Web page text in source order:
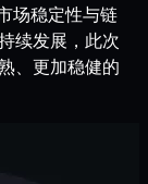
场稳定性与链
续发展，此次
、更加稳健的